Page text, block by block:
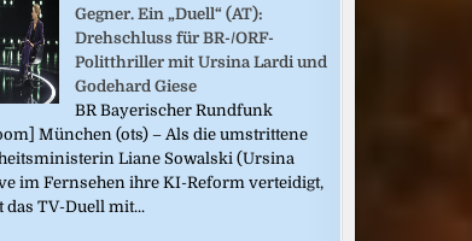
Gegner. Ein „Duell“ (AT):
Drehschluss für BR-/ORF-
Politthriller mit Ursina Lardi und
Godehard Giese
BR Bayerischer Rundfunk
München (ots) – Als die umstrittene
Liane Sowalski (Ursina
im Fernsehen ihre KI-Reform verteidigt,
das TV-Duell mit...